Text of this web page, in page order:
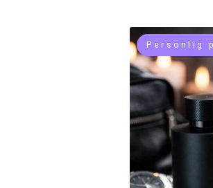
Personlig